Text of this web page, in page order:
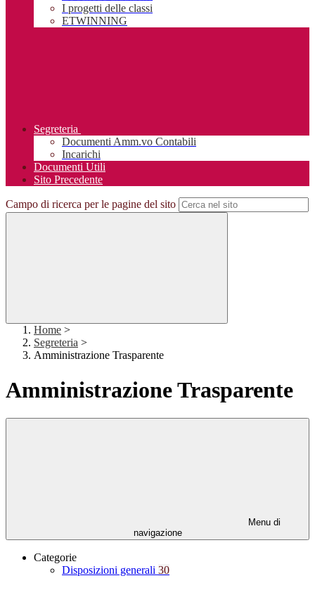
I progetti delle classi
ETWINNING
Segreteria
Documenti Amm.vo Contabili
Incarichi
Documenti Utili
Sito Precedente
Campo di ricerca per le pagine del sito
Home >
Segreteria >
Amministrazione Trasparente
Amministrazione Trasparente
Menu di
navigazione
Categorie
Disposizioni generali 30